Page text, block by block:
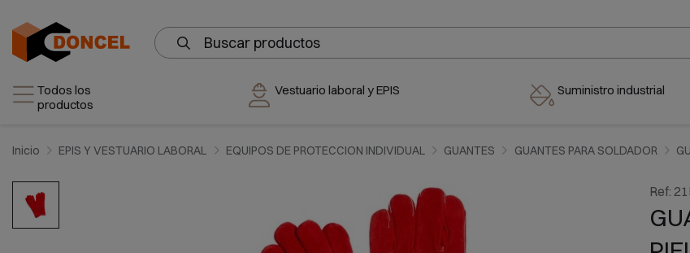
Todos los
productos
Vestuario laboral y EPIS Suministro industrial
Inicio EPIS Y VESTUARIO LABORAL EQUIPOS DE PROTECCION INDIVIDUAL GUANTES GUANTES PARA SOLDADOR
Ref: